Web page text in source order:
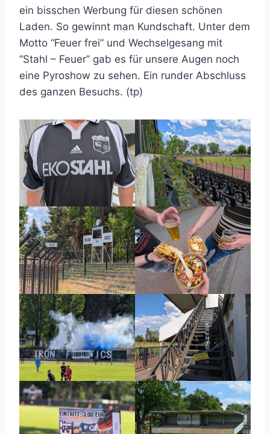
ein bisschen Werbung für diesen schönen
Laden. So gewinnt man Kundschaft. Unter dem
Motto “Feuer frei” und Wechselgesang mit
“Stahl – Feuer” gab es für unsere Augen noch
eine Pyroshow zu sehen. Ein runder Abschluss
des ganzen Besuchs. (tp)